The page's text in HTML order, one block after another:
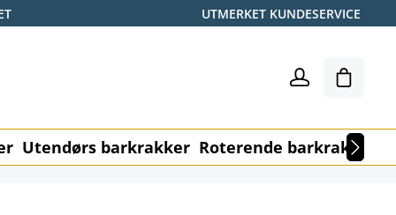
UTMERKET KUNDESERVICE
Utendørs barkrakker Roterende barkrakker